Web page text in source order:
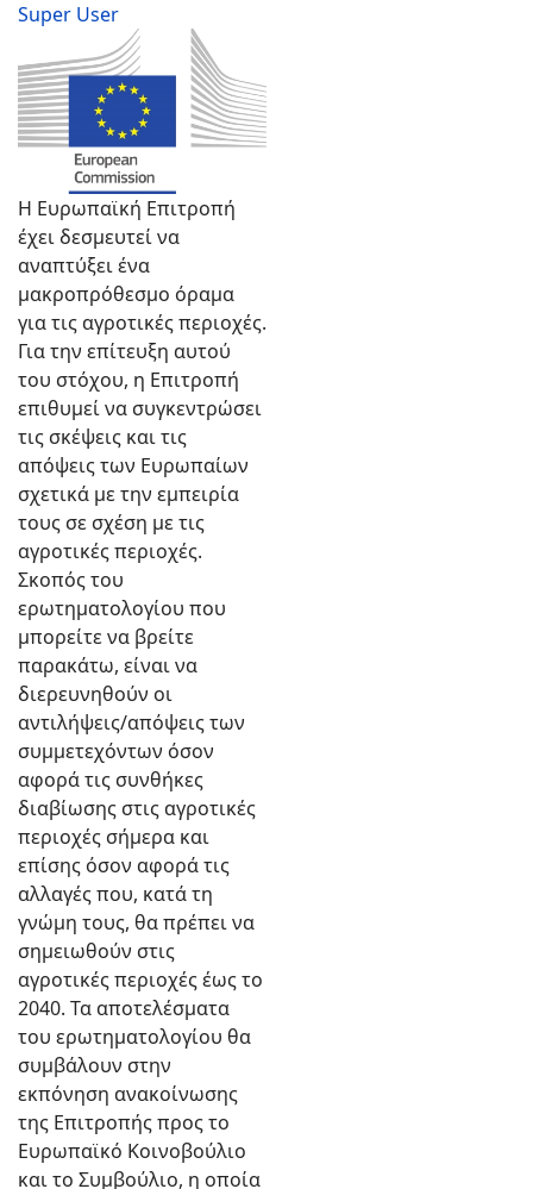
Super User
Text
Η Ευρωπαϊκή Επιτροπή
έχει δεσμευτεί να
αναπτύξει ένα
μακροπρόθεσμο όραμα
για τις αγροτικές περιοχές.
Για την επίτευξη αυτού
του στόχου, η Επιτροπή
επιθυμεί να συγκεντρώσει
τις σκέψεις και τις
απόψεις των Ευρωπαίων
σχετικά με την εμπειρία
τους σε σχέση με τις
αγροτικές περιοχές.
Σκοπός του
ερωτηματολογίου που
μπορείτε να βρείτε
παρακάτω, είναι να
διερευνηθούν οι
αντιλήψεις/απόψεις των
συμμετεχόντων όσον
αφορά τις συνθήκες
διαβίωσης στις αγροτικές
περιοχές σήμερα και
επίσης όσον αφορά τις
αλλαγές που, κατά τη
γνώμη τους, θα πρέπει να
σημειωθούν στις
αγροτικές περιοχές έως το
2040. Τα αποτελέσματα
του ερωτηματολογίου θα
συμβάλουν στην
εκπόνηση ανακοίνωσης
της Επιτροπής προς το
Ευρωπαϊκό Κοινοβούλιο
και το Συμβούλιο, η οποία